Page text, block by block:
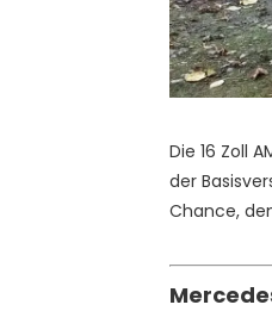
Die 16 Zoll
der
Chance,